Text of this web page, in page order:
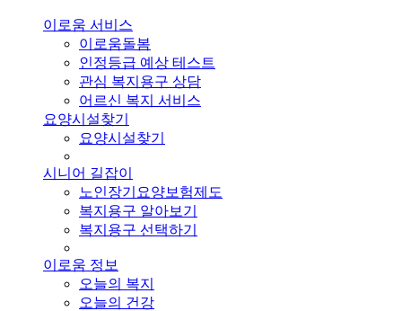
이로움 서비스
이로움돌봄
인정등급 예상 테스트
관심 복지용구 상담
어르신 복지 서비스
요양시설찾기
요양시설찾기
시니어 길잡이
노인장기요양보험제도
복지용구 알아보기
복지용구 선택하기
이로움 정보
오늘의 복지
오늘의 건강